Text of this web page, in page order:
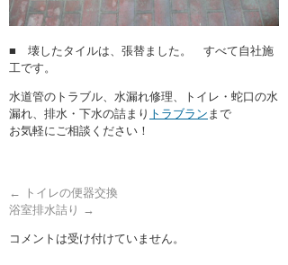
■ 壊したタイルは、張替ました。 すべて自社施
工です。
水道管のトラブル、水漏れ修理、トイレ・蛇口の水
漏れ、排水・下水の詰まり トラブラン まで
お気軽にご相談ください！
←
トイレの便器交換
浴室排水詰り →
コメントは受け付けていません。